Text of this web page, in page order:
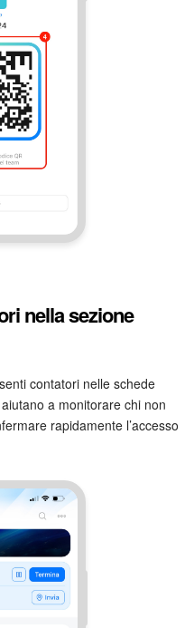
nella sezione
contatori nelle schede
a monitorare chi non
rapidamente l’accesso